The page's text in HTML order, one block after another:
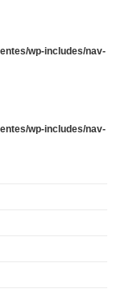
wp-includes/nav-
wp-includes/nav-